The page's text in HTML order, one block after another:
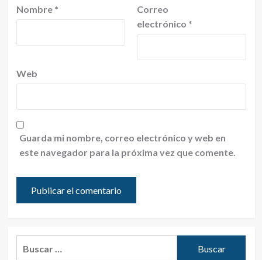
Nombre *
Correo
electrónico *
Web
Guarda mi nombre, correo electrónico y web en
este navegador para la próxima vez que comente.